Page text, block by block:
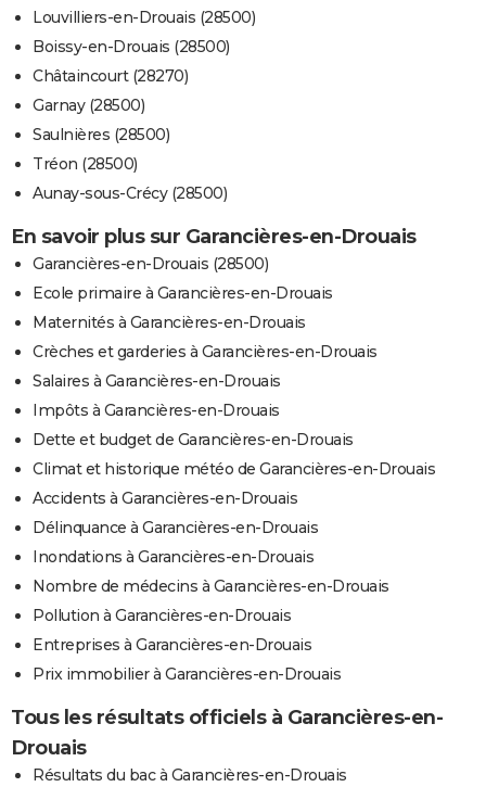
Louvilliers-en-Drouais (28500)
Boissy-en-Drouais (28500)
Châtaincourt (28270)
Garnay (28500)
Saulnières (28500)
Tréon (28500)
Aunay-sous-Crécy (28500)
En savoir plus sur Garancières-en-Drouais
Garancières-en-Drouais (28500)
Ecole primaire à Garancières-en-Drouais
Maternités à Garancières-en-Drouais
Crèches et garderies à Garancières-en-Drouais
Salaires à Garancières-en-Drouais
Impôts à Garancières-en-Drouais
Dette et budget de Garancières-en-Drouais
Climat et historique météo de Garancières-en-Drouais
Accidents à Garancières-en-Drouais
Délinquance à Garancières-en-Drouais
Inondations à Garancières-en-Drouais
Nombre de médecins à Garancières-en-Drouais
Pollution à Garancières-en-Drouais
Entreprises à Garancières-en-Drouais
Prix immobilier à Garancières-en-Drouais
Tous les résultats officiels à Garancières-en-
Drouais
Résultats du bac à Garancières-en-Drouais